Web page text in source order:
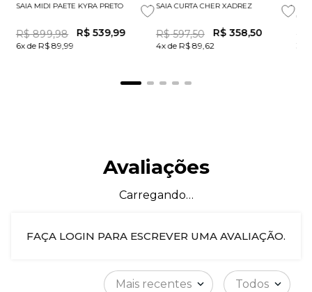
SAIA MIDI PAETE KYRA PRETO
R$ 899,98 R$ 539,99
6x de R$ 89,99
SAIA CURTA CHER XADREZ
R$ 597,50 R$ 358,50
4x de R$ 89,62 3x
Avaliações
Carregando…
FAÇA LOGIN PARA ESCREVER UMA AVALIAÇÃO.
Mais recentes Todos